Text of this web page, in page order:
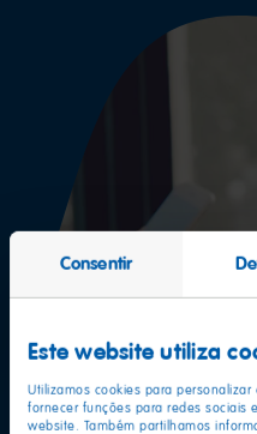
Consentir
Este website utiliza
Utilizamos cookies para
fornecer funções para redes sociais
website. Também partilhamos